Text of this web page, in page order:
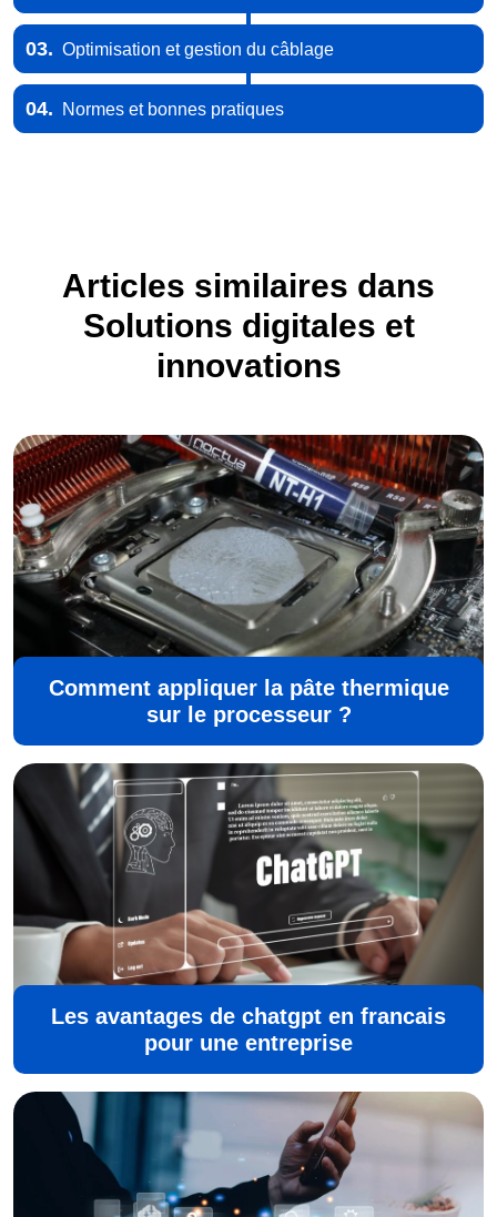
03. Optimisation et gestion du câblage
04. Normes et bonnes pratiques
Articles similaires dans
Solutions digitales et
innovations
Comment appliquer la pâte thermique
sur le processeur ?
Les avantages de chatgpt en francais
pour une entreprise